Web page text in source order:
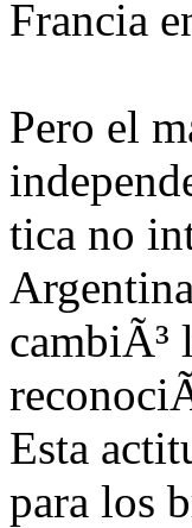
Francia
Pero el
tica no
cambiÃ³
Esta
para los